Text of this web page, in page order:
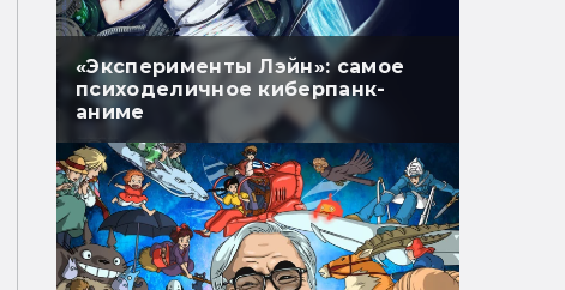
«Эксперименты Лэйн»: самое
психоделичное киберпанк-
аниме